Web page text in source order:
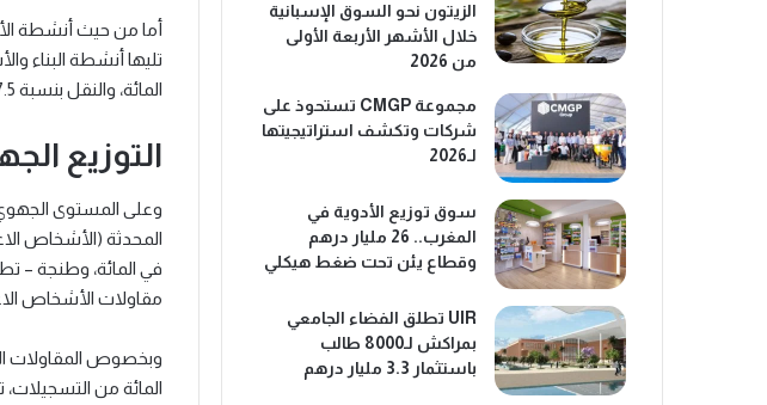
المائة، والنقل بنسبة 7.5 في المائة، والصناعة بنسبة 6.5 في المائة.
التوزيع
مقاولات الأشخاص
الزيتون نحو السوق الإسبانية
خلال الأشهر الأربعة الأولى
من 2026
مجموعة CMGP تستحوذ على
شركات وتكشف استراتيجيتها
لـ2026
سوق توزيع الأدوية في
المغرب.. 26 مليار درهم
وقطاع يئن تحت ضغط هيكلي
UIR تطلق الفضاء الجامعي
بمراكش لـ8000 طالب
باستثمار 3.3 مليار درهم